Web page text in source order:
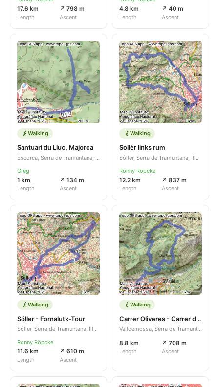
17.6 km
Length
↗ 798 m
Ascent
4.8 km
Length
↗ 40 m
Ascent
Walking
Santuari du Lluc, Majorca
Escorca, Serra de Tramuntana, Illes Balears, ES
Greg
1 km
Length
↗ 134 m
Ascent
Walking
Sollér links rum
Sóller, Serra de Tramuntana, Illes Balears, ES
Ronny Röpcke
12.2 km
Length
↗ 837 m
Ascent
Walking
Sóller - Fornalutx-Tour
Sóller, Serra de Tramuntana, Illes Balears, ES
Ronny Röpcke
11.6 km
Length
↗ 610 m
Ascent
Walking
Carrer Oliveres - Carrer de Joan Fuster
Valldemossa, Serra de Tramuntana, Illes Balears, ES
8.8 km
Length
↗ 708 m
Ascent